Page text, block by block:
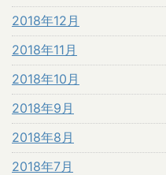
2018年12月
2018年11月
2018年10月
2018年9月
2018年8月
2018年7月